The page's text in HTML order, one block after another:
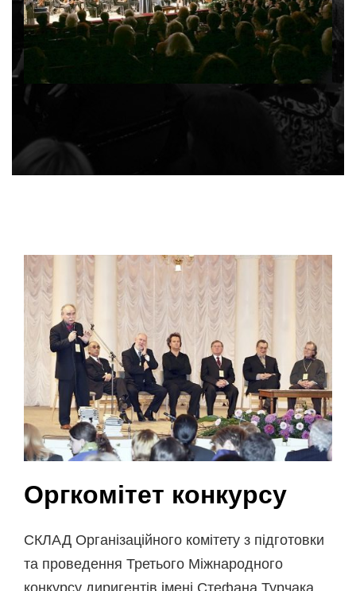
Оргкомітет конкурсу
СКЛАД Організаційного комітету з підготовки
та проведення Третього Міжнародного